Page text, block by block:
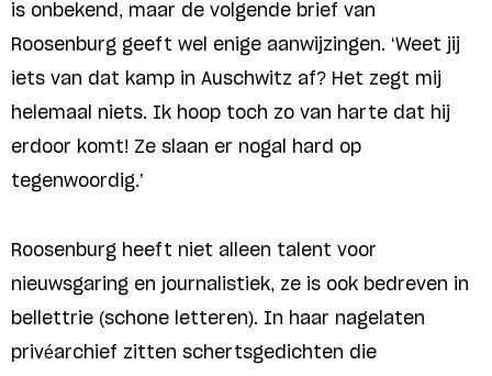
is onbekend, maar de volgende brief van
Roosenburg geeft wel enige aanwijzingen. ‘Weet jij
iets van dat kamp in Auschwitz af? Het zegt mij
helemaal niets. Ik hoop toch zo van harte dat hij
erdoor komt! Ze slaan er nogal hard op
tegenwoordig.’
Roosenburg heeft niet alleen talent voor
nieuwsgaring en journalistiek, ze is ook bedreven in
bellettrie (schone letteren). In haar nagelaten
privéarchief zitten schertsgedichten die